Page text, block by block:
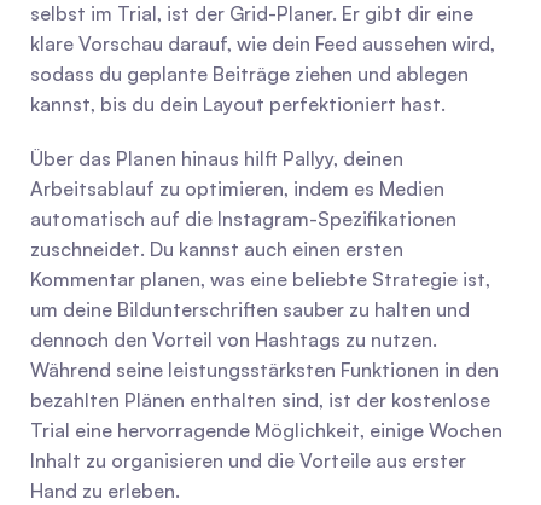
selbst im Trial, ist der Grid-Planer. Er gibt dir eine
klare Vorschau darauf, wie dein Feed aussehen wird,
sodass du geplante Beiträge ziehen und ablegen
kannst, bis du dein Layout perfektioniert hast.
Über das Planen hinaus hilft Pallyy, deinen
Arbeitsablauf zu optimieren, indem es Medien
automatisch auf die Instagram-Spezifikationen
zuschneidet. Du kannst auch einen ersten
Kommentar planen, was eine beliebte Strategie ist,
um deine Bildunterschriften sauber zu halten und
dennoch den Vorteil von Hashtags zu nutzen.
Während seine leistungsstärksten Funktionen in den
bezahlten Plänen enthalten sind, ist der kostenlose
Trial eine hervorragende Möglichkeit, einige Wochen
Inhalt zu organisieren und die Vorteile aus erster
Hand zu erleben.